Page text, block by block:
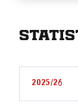
2025/26